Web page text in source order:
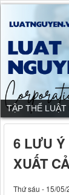
TẬP THỂ
6 LƯU Ý
XUẤT
Thứ sáu - 15/